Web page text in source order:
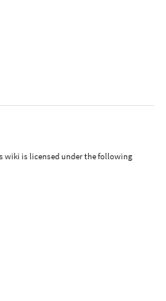
wiki is licensed under the following